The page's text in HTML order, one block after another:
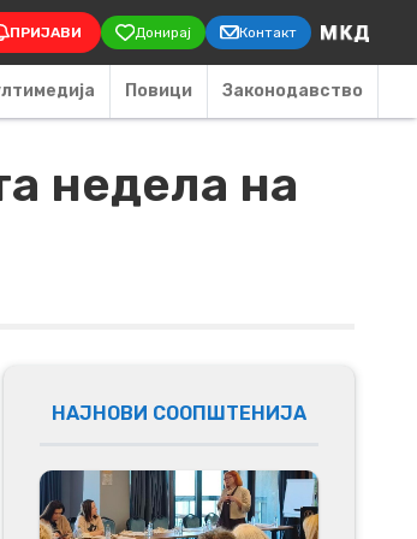
ПРИЈАВИ Донирај Контакт
Повици Законодавство
недела на
НАЈНОВИ СООПШТЕНИЈА